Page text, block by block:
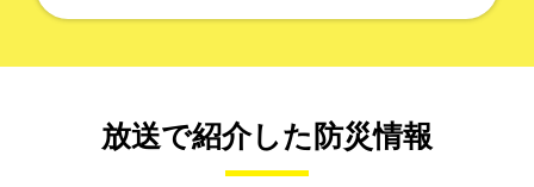
放送で紹介した防災情報